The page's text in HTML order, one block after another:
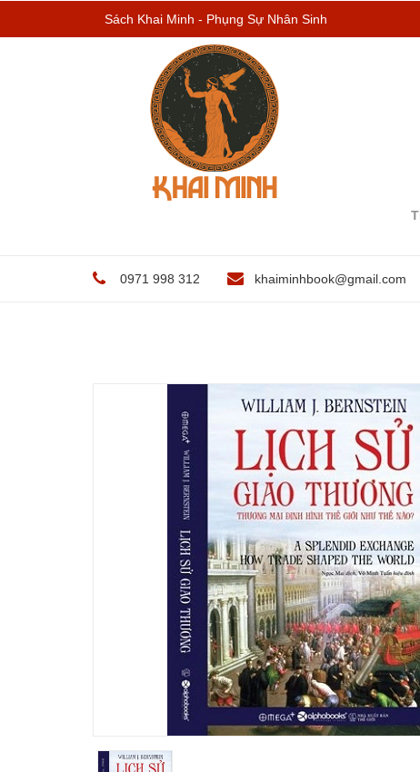
Sách Khai Minh - Phụng Sự Nhân Sinh
0971 998 312 khaiminhbook@gmail.com